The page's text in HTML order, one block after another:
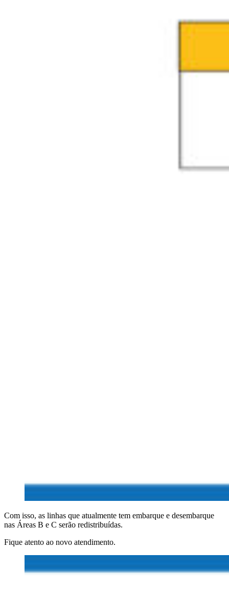
Com isso, as linhas que atualmente tem embarque e desembarque
nas Áreas B e C serão redistribuídas.
Fique atento ao novo atendimento.